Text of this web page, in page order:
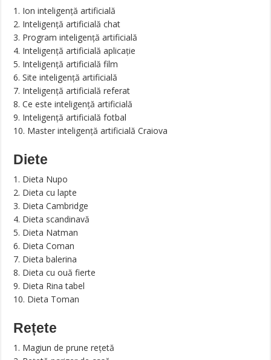
1. Ion inteligență artificială
2. Inteligență artificială chat
3. Program inteligență artificială
4. Inteligență artificială aplicație
5. Inteligență artificială film
6. Site inteligență artificială
7. Inteligență artificială referat
8. Ce este inteligență artificială
9. Inteligență artificială fotbal
10. Master inteligență artificială Craiova
Diete
1. Dieta Nupo
2. Dieta cu lapte
3. Dieta Cambridge
4. Dieta scandinavă
5. Dieta Natman
6. Dieta Coman
7. Dieta balerina
8. Dieta cu ouă fierte
9. Dieta Rina tabel
10. Dieta Toman
Rețete
1. Magiun de prune rețetă